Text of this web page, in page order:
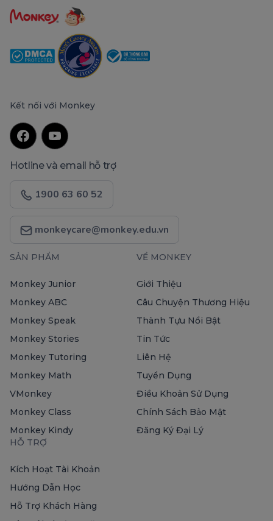
Kết nối với Monkey
Hotline và email hỗ trợ
1900 63 60 52
monkeycare@monkey.edu.vn
SẢN PHẨM
Monkey Junior
Monkey ABC
Monkey Speak
Monkey Stories
Monkey Tutoring
Monkey Math
VMonkey
Monkey Class
Monkey Kindy
VỀ MONKEY
Giới Thiệu
Câu Chuyện Thương Hiệu
Thành Tựu Nổi Bật
Tin Tức
Liên Hệ
Tuyển Dụng
Điều Khoản Sử Dụng
Chính Sách Bảo Mật
Đăng Ký Đại Lý
HỖ TRỢ
Kích Hoạt Tài Khoản
Hướng Dẫn Học
Hỗ Trợ Khách Hàng